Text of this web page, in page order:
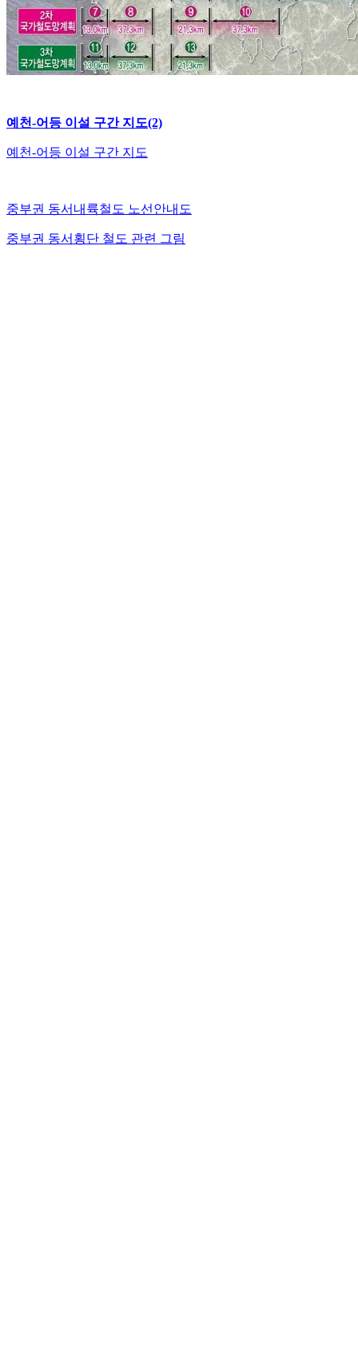
예천-어등 이설 구간 지도(2)
예천-어등 이설 구간 지도
중부권 동서내륙철도 노선안내도
중부권 동서횡단 철도 관련 그림